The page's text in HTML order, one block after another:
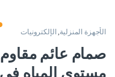
الأجهزة المنزلية, الإلكترونيات
صمام عائم
مستوى المياه